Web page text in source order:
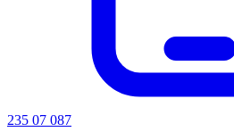
235 07 087